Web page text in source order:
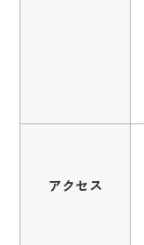
アクセス